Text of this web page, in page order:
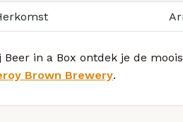
Beer in a Box ontdek je de
Brown Brewery.